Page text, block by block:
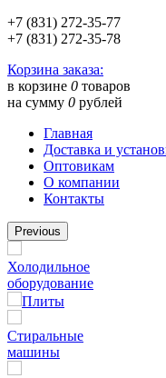
+7 (831) 272-35-77
+7 (831) 272-35-78
Корзина заказа:
в корзине 0 товаров
на сумму 0 рублей
Главная
Доставка и
Оптовикам
О компании
Контакты
Previous
Холодильное
оборудование
Плиты
Стиральные
машины